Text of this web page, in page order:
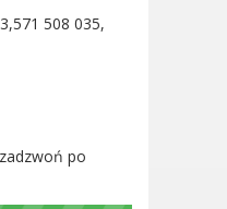
508 035,
po